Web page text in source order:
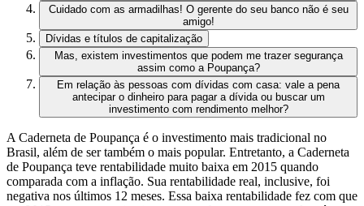
Cuidado com as armadilhas! O gerente do seu banco não é seu
amigo!
Dívidas e títulos de capitalização
Mas, existem investimentos que podem me trazer segurança
assim como a Poupança?
Em relação às pessoas com dívidas com casa: vale a pena
antecipar o dinheiro para pagar a dívida ou buscar um
investimento com rendimento melhor?
A Caderneta de Poupança é o investimento mais tradicional no
Brasil, além de ser também o mais popular. Entretanto, a Caderneta
de Poupança teve rentabilidade muito baixa em 2015 quando
comparada com a inflação. Sua rentabilidade real, inclusive, foi
negativa nos últimos 12 meses. Essa baixa rentabilidade fez com que